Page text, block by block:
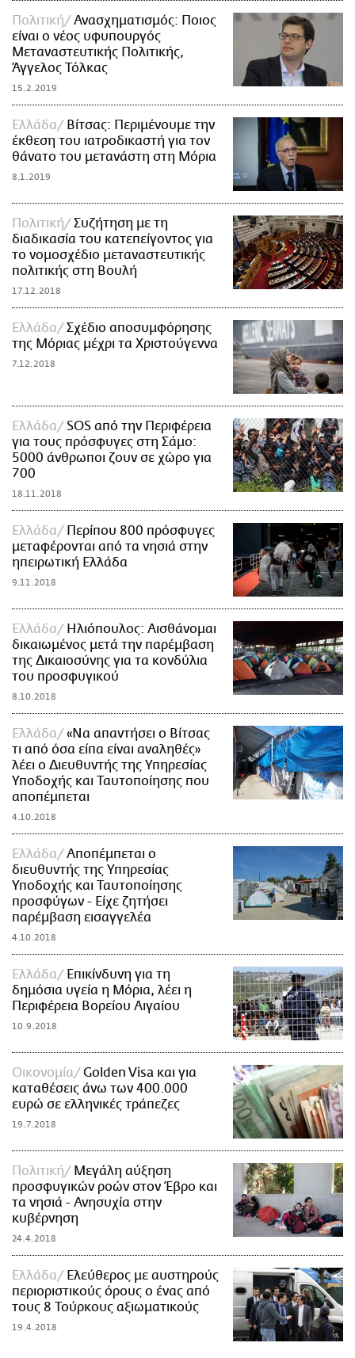
Πολιτική
Ανασχηματισμός: Ποιος
είναι ο νέος υφυπουργός
Μεταναστευτικής Πολιτικής,
Άγγελος Τόλκας
15.2.2019
Ελλάδα
Βίτσας: Περιμένουμε την
έκθεση του ιατροδικαστή για τον
θάνατο του μετανάστη στη Μόρια
8.1.2019
Πολιτική
Συζήτηση με τη
διαδικασία του κατεπείγοντος για
το νομοσχέδιο μεταναστευτικής
πολιτικής στη Βουλή
17.12.2018
Ελλάδα
Σχέδιο αποσυμφόρησης
της Μόριας μέχρι τα Χριστούγεννα
7.12.2018
Ελλάδα
SOS από την Περιφέρεια
για τους πρόσφυγες στη Σάμο:
5000 άνθρωποι ζουν σε χώρο για
700
18.11.2018
Ελλάδα
Περίπου 800 πρόσφυγες
μεταφέρονται από τα νησιά στην
ηπειρωτική Ελλάδα
9.11.2018
Ελλάδα
Ηλιόπουλος: Αισθάνομαι
δικαιωμένος μετά την παρέμβαση
της Δικαιοσύνης για τα κονδύλια
του προσφυγικού
8.10.2018
Ελλάδα
«Nα απαντήσει ο Βίτσας
τι από όσα είπα είναι αναληθές»
λέει ο Διευθυντής της Υπηρεσίας
Υποδοχής και Ταυτοποίησης που
αποπέμπεται
4.10.2018
Ελλάδα
Αποπέμπεται ο
διευθυντής της Υπηρεσίας
Υποδοχής και Ταυτοποίησης
προσφύγων - Είχε ζητήσει
παρέμβαση εισαγγελέα
4.10.2018
Ελλάδα
Επικίνδυνη για τη
δημόσια υγεία η Μόρια, λέει η
Περιφέρεια Βορείου Αιγαίου
10.9.2018
Οικονομία
Golden Visa και για
καταθέσεις άνω των 400.000
ευρώ σε ελληνικές τράπεζες
19.7.2018
Πολιτική
Μεγάλη αύξηση
προσφυγικών ροών στον Έβρο και
τα νησιά - Ανησυχία στην
κυβέρνηση
24.4.2018
Ελλάδα
Ελεύθερος με αυστηρούς
περιοριστικούς όρους ο ένας από
τους 8 Τούρκους αξιωματικούς
19.4.2018